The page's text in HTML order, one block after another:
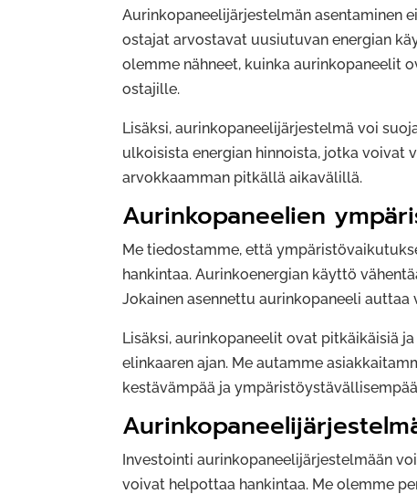
Aurinkopaneelijärjestelmän asentaminen
ostajat arvostavat uusiutuvan energian
olemme nähneet, kuinka aurinkopaneelit
ostajille.
Lisäksi, aurinkopaneelijärjestelmä voi
ulkoisista energian hinnoista, jotka voivat
arvokkaamman pitkällä aikavälillä.
Aurinkopaneelien
Me tiedostamme, että
hankintaa. Aurinkoenergian käyttö
Jokainen asennettu aurinkopaneeli
Lisäksi, aurinkopaneelit ovat pitkäikäisiä
elinkaaren ajan. Me autamme
kestävämpää ja
Investointi aurinkopaneelijärjestelmään
voivat helpottaa hankintaa. Me olemme